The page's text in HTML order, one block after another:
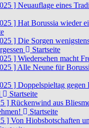
] Neuauflage eines
] Hat Borussia wieder
] Die Sorgen
Startseite
] Wiedersehen macht
] Alle Neune für
] Doppelspieltag gegen
Startseite
] Rückenwind aus
Startseite
] Von Hiobsbotschaften